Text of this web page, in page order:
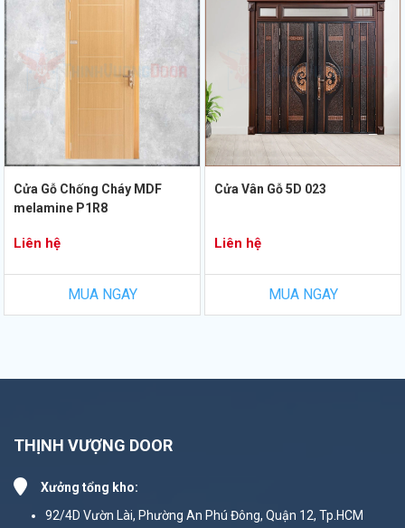
Cửa Gỗ Chống Cháy MDF
melamine P1R8
Liên hệ
MUA NGAY
Cửa Vân Gỗ 5D 023
Liên hệ
MUA NGAY
THỊNH VƯỢNG DOOR
Xưởng tổng kho:
92/4D Vườn Lài, Phường An Phú Đông, Quận 12, Tp.HCM